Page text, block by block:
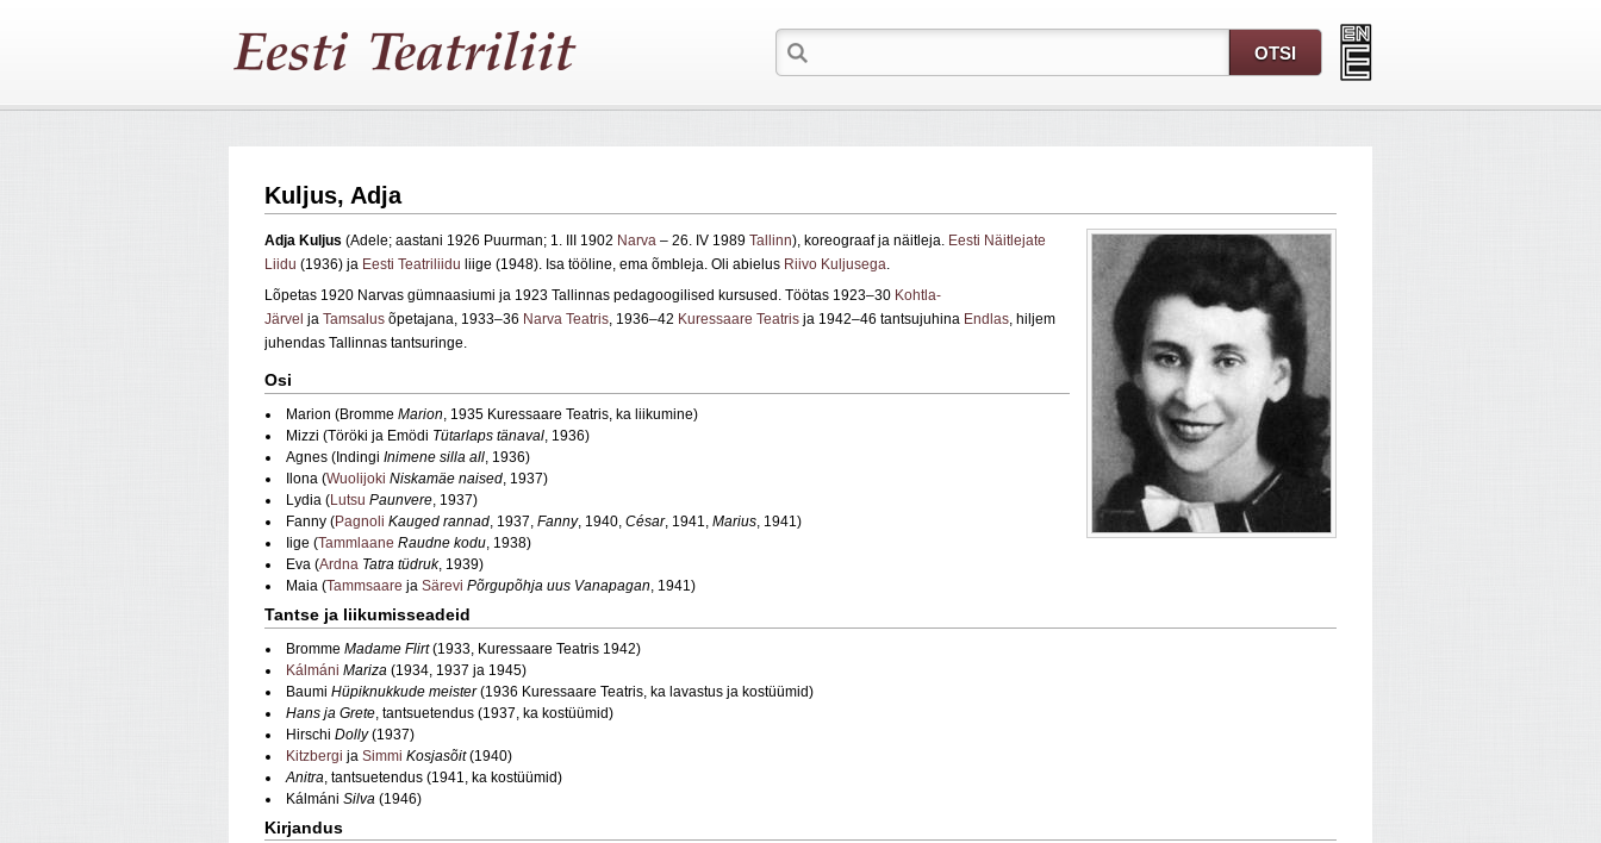
Kuljus, Adja
Adja Kuljus (Adele; aastani 1926 Puurman; 1. III 1902 Narva – 26. IV 1989 Tallinn), koreograaf ja näitleja. Eesti Näitlejate
Liidu (1936) ja Eesti Teatriliidu liige (1948). Isa tööline, ema õmbleja. Oli abielus Riivo Kuljusega.
Lõpetas 1920 Narvas gümnaasiumi ja 1923 Tallinnas pedagoogilised kursused. Töötas 1923–30 Kohtla-
Järvel ja Tamsalus õpetajana, 1933–36 Narva Teatris, 1936–42 Kuressaare Teatris ja 1942–46 tantsujuhina Endlas, hiljem
juhendas Tallinnas tantsuringe.
Osi
Marion (Bromme Marion, 1935 Kuressaare Teatris, ka liikumine)
Mizzi (Töröki ja Emödi Tütarlaps tänaval, 1936)
Agnes (Indingi Inimene silla all, 1936)
Ilona (Wuolijoki Niskamäe naised, 1937)
Lydia (Lutsu Paunvere, 1937)
Fanny (Pagnoli Kauged rannad, 1937, Fanny, 1940, César, 1941, Marius, 1941)
Iige (Tammlaane Raudne kodu, 1938)
Eva (Ardna Tatra tüdruk, 1939)
Maia (Tammsaare ja Särevi Põrgupõhja uus Vanapagan, 1941)
Tantse ja liikumisseadeid
Bromme Madame Flirt(1933, Kuressaare Teatris 1942)
Kálmáni Mariza (1934, 1937 ja 1945)
Baumi Hüpiknukkude meister(1936 Kuressaare Teatris, ka lavastus ja kostüümid)
Hans ja Grete, tantsuetendus (1937, ka kostüümid)
Hirschi Dolly(1937)
Kitzbergi ja Simmi Kosjasõit(1940)
Anitra, tantsuetendus (1941, ka kostüümid)
Kálmáni Silva (1946)
Kirjandus